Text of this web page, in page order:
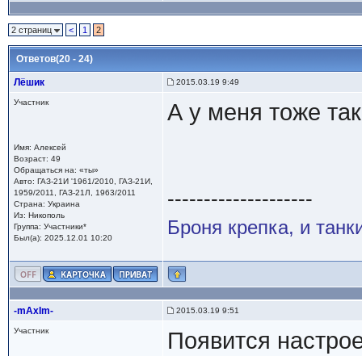
2 страниц < 1 2
Ответов(20 - 24)
Лёшик 2015.03.19 9:49
Участник
Имя: Алексей
Возраст: 49
Обращаться на: «ты»
Авто: ГАЗ-21И '1961/2010, ГАЗ-21И,
1959/2011, ГАЗ-21Л, 1963/2011
Страна: Украина
Из: Никополь
Группа: Участники*
Был(а): 2025.12.01 10:20
А у меня тоже
--------------------
Броня крепка, и
-mAxIm- 2015.03.19 9:51
Участник Появится